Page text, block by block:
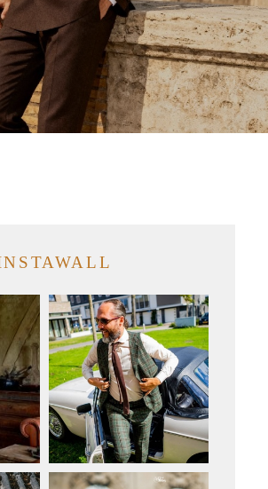
we precies hoe we jouw
maken met een
breasted trouwpak.
BEKIJKEN